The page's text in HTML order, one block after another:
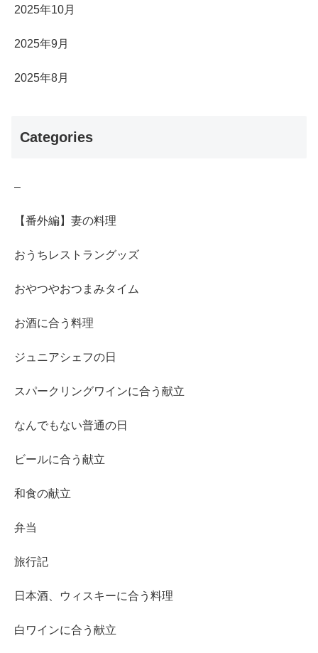
2025年10月
2025年9月
2025年8月
Categories
–
【番外編】妻の料理
おうちレストラングッズ
おやつやおつまみタイム
お酒に合う料理
ジュニアシェフの日
スパークリングワインに合う献立
なんでもない普通の日
ビールに合う献立
和食の献立
弁当
旅行記
日本酒、ウィスキーに合う料理
白ワインに合う献立